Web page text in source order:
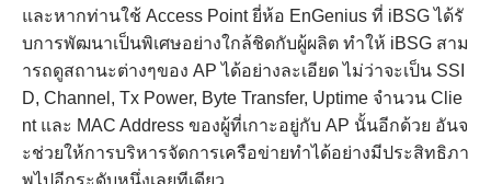
และหากท่านใช้ Access Point ยี่ห้อ EnGenius ที่ iBSG ได้รั
บการพัฒนาเป็นพิเศษอย่างใกล้ชิดกับผู้ผลิต ทำให้ iBSG สาม
ารถดูสถานะต่างๆของ AP ได้อย่างละเอียด ไม่ว่าจะเป็น SSI
D, Channel, Tx Power, Byte Transfer, Uptime จำนวน Clie
nt และ MAC Address ของผู้ที่เกาะอยู่กับ AP นั้นอีกด้วย อันจ
ะช่วยให้การบริหารจัดการเครือข่ายทำได้อย่างมีประสิทธิภา